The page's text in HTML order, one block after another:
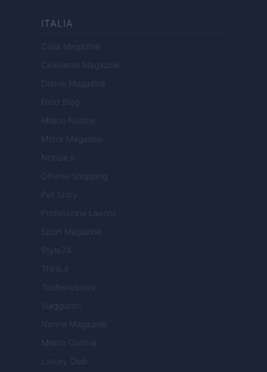
ITALIA
Casa Magazine
Cineverse Magazine
Donne Magazine
Food Blog
Milano Notizie
Motor Magazine
Notizie.it
Offerte Shopping
Pet Story
Professione Lavoro
Sport Magazine
Style24
Think.it
Tuobenessere
Viaggiamo
Nonne Magazine
Milano Cortina
Luxury Club